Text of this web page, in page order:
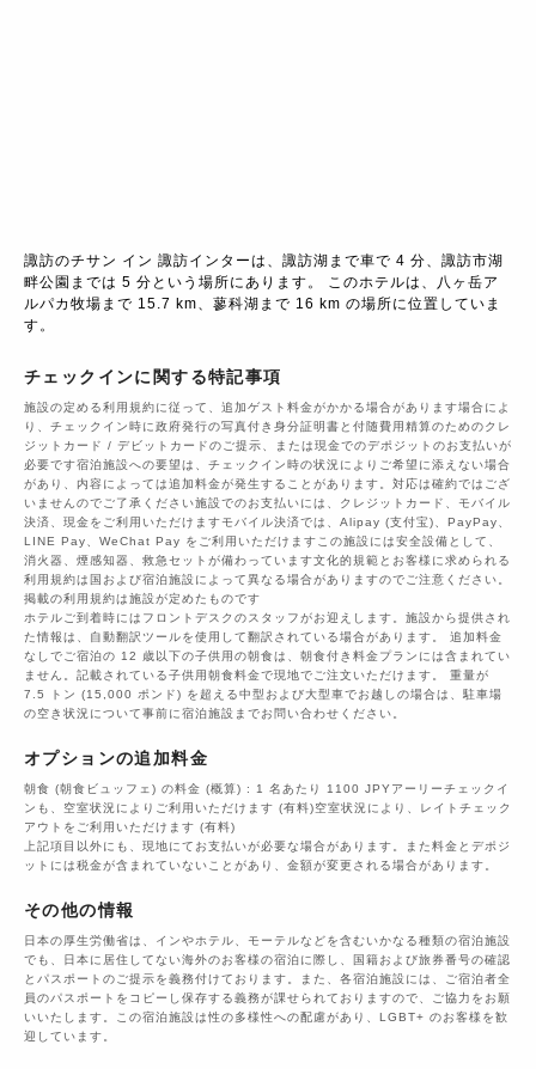
諏訪のチサン イン 諏訪インターは、諏訪湖まで車で 4 分、諏訪市湖
畔公園までは 5 分という場所にあります。 このホテルは、八ヶ岳ア
ルパカ牧場まで 15.7 km、蓼科湖まで 16 km の場所に位置していま
す。
チェックインに関する特記事項
施設の定める利用規約に従って、追加ゲスト料金がかかる場合があります場合によ
り、チェックイン時に政府発行の写真付き身分証明書と付随費用精算のためのクレ
ジットカード / デビットカードのご提示、または現金でのデポジットのお支払いが
必要です宿泊施設への要望は、チェックイン時の状況によりご希望に添えない場合
があり、内容によっては追加料金が発生することがあります。対応は確約ではござ
いませんのでご了承ください施設でのお支払いには、クレジットカード、モバイル
決済、現金をご利用いただけますモバイル決済では、Alipay (支付宝)、PayPay、
LINE Pay、WeChat Pay をご利用いただけますこの施設には安全設備として、
消火器、煙感知器、救急セットが備わっています文化的規範とお客様に求められる
利用規約は国および宿泊施設によって異なる場合がありますのでご注意ください。
掲載の利用規約は施設が定めたものです
ホテルご到着時にはフロントデスクのスタッフがお迎えします。施設から提供され
た情報は、自動翻訳ツールを使用して翻訳されている場合があります。 追加料金
なしでご宿泊の 12 歳以下の子供用の朝食は、朝食付き料金プランには含まれてい
ません。記載されている子供用朝食料金で現地でご注文いただけます。 重量が
7.5 トン (15,000 ポンド) を超える中型および大型車でお越しの場合は、駐車場
の空き状況について事前に宿泊施設までお問い合わせください。
オプションの追加料金
朝食 (朝食ビュッフェ) の料金 (概算) : 1 名あたり 1100 JPYアーリーチェックイ
ンも、空室状況によりご利用いただけます (有料)空室状況により、レイトチェック
アウトをご利用いただけます (有料)
上記項目以外にも、現地にてお支払いが必要な場合があります。また料金とデポジ
ットには税金が含まれていないことがあり、金額が変更される場合があります。
その他の情報
日本の厚生労働省は、インやホテル、モーテルなどを含むいかなる種類の宿泊施設
でも、日本に​居住してない海外のお客様の宿泊に際し、国籍および旅券番号の確認
とパスポートのご提示を義務付け​ております。また、各宿泊施設には、ご宿泊者全
員のパスポートをコピーし保存する義務が課せられておりますの​で、ご協力をお願
いいたします。この宿泊施設は性の多様性への配慮があり、LGBT+ のお客様を歓
迎しています。